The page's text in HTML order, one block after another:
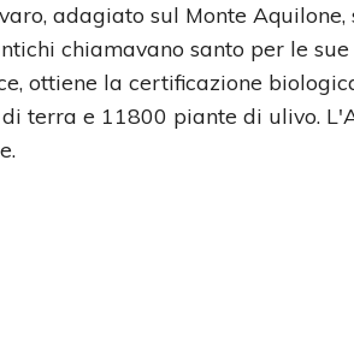
adagiato sul Monte Aquilone,
chiamavano santo per le
ottiene la certificazione
terra e 11800 piante di ulivo.